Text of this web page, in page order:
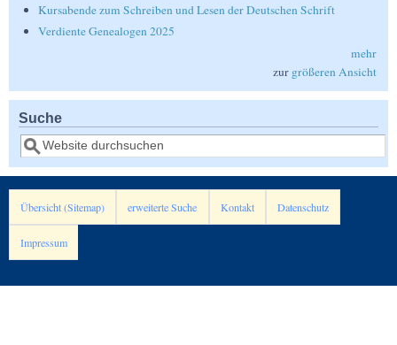
Kursabende zum Schreiben und Lesen der Deutschen Schrift
Verdiente Genealogen 2025
mehr
zur größeren Ansicht
Suche
Suche
Übersicht (Sitemap) erweiterte Suche Kontakt Datenschutz
Impressum